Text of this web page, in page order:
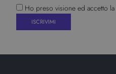
Ho preso visione ed accetto la